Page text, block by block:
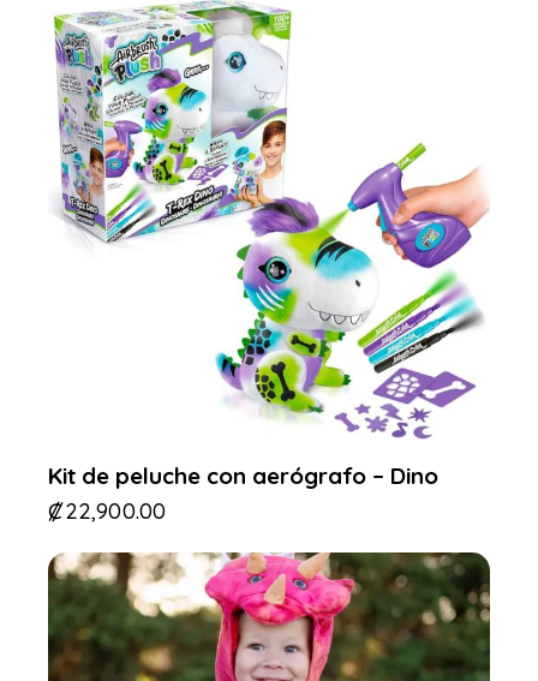
Kit de peluche con aerógrafo – Dino
₡22,900.00